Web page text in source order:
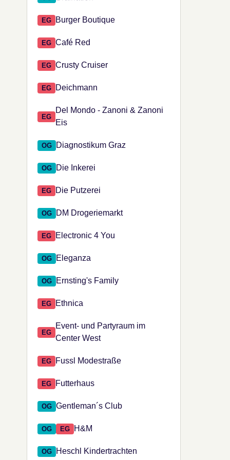
EG Burger Boutique
EG Café Red
EG Crusty Cruiser
EG Deichmann
EG
Del Mondo - Zanoni & Zanoni
Eis
OG Diagnostikum Graz
OG Die Inkerei
EG Die Putzerei
OG DM Drogeriemarkt
EG Electronic 4 You
OG Eleganza
OG Ernsting's Family
EG Ethnica
EG
Event- und Partyraum im
Center West
EG Fussl Modestraße
EG Futterhaus
OG Gentleman´s Club
OG EG H&M
OG Heschl Kindertrachten